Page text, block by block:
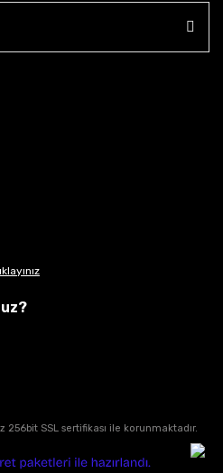
SSL sertifikası ile korunmaktadır.
e-